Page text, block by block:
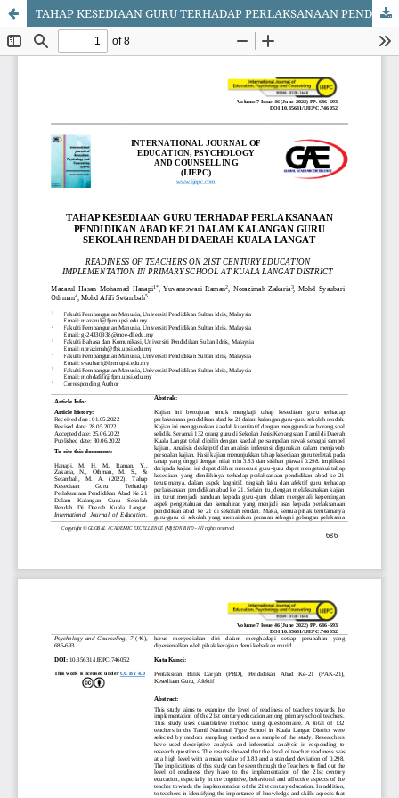
TAHAP KESEDIAAN GURU TERHADAP PERLAKSANAAN PENDIDIKAN ABAD KE 21 DALAM KALANGAN GURU SEKOLAH RENDAH DI DAERAH KUALA LANGAT